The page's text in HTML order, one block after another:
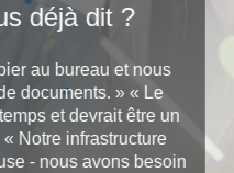
déjà dit ?
au bureau et nous
documents. » « Le
et devrait être un
« Notre infrastructure
- nous avons besoin